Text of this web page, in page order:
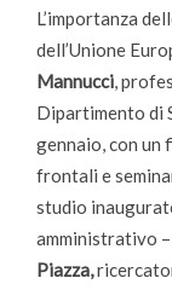
L’importanza
dell’Unione
Mannucci,
Dipartimento di
gennaio, con un
frontali e
studio
amministrativo
Piazza,